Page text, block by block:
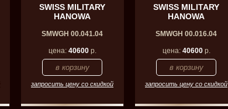
SWISS MILITARY
HANOWA
SMWGH 00.041.04
цена: 40600р.
запросить цену со скидкой
SWISS MILITARY
HANOWA
SMWGH 00.016.04
цена: 40600р.
запросить цену со скидкой